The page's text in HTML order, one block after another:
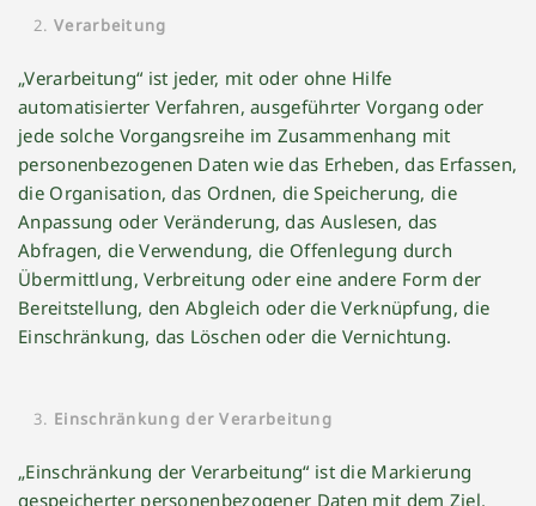
Verarbeitung
„Verarbeitung“ ist jeder, mit oder ohne Hilfe
automatisierter Verfahren, ausgeführter Vorgang oder
jede solche Vorgangsreihe im Zusammenhang mit
personenbezogenen Daten wie das Erheben, das Erfassen,
die Organisation, das Ordnen, die Speicherung, die
Anpassung oder Veränderung, das Auslesen, das
Abfragen, die Verwendung, die Offenlegung durch
Übermittlung, Verbreitung oder eine andere Form der
Bereitstellung, den Abgleich oder die Verknüpfung, die
Einschränkung, das Löschen oder die Vernichtung.
Einschränkung der Verarbeitung
„Einschränkung der Verarbeitung“ ist die Markierung
gespeicherter personenbezogener Daten mit dem Ziel,